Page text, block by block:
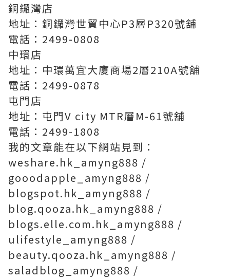
銅鑼灣店
地址：銅鑼灣世貿中心P3層P320號舖
電話：2499-0808
中環店
地址：中環萬宜大廈商場2層210A號舖
電話：2499-0878
屯門店
地址：屯門V city MTR層M-61號舖
電話：2499-1808
我的文章能在以下網站見到：
weshare.hk_amyng888 /
gooodapple_amyng888 /
blogspot.hk_amyng888 /
blog.qooza.hk_amyng888 /
blogs.elle.com.hk_amyng888 /
ulifestyle_amyng888 /
beauty.qooza.hk_amyng888 /
saladblog_amyng888 /